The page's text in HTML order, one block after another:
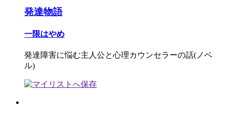
発達物語
一限はやめ
発達障害に悩む主人公と心理カウンセラーの話(ノベ
ル)